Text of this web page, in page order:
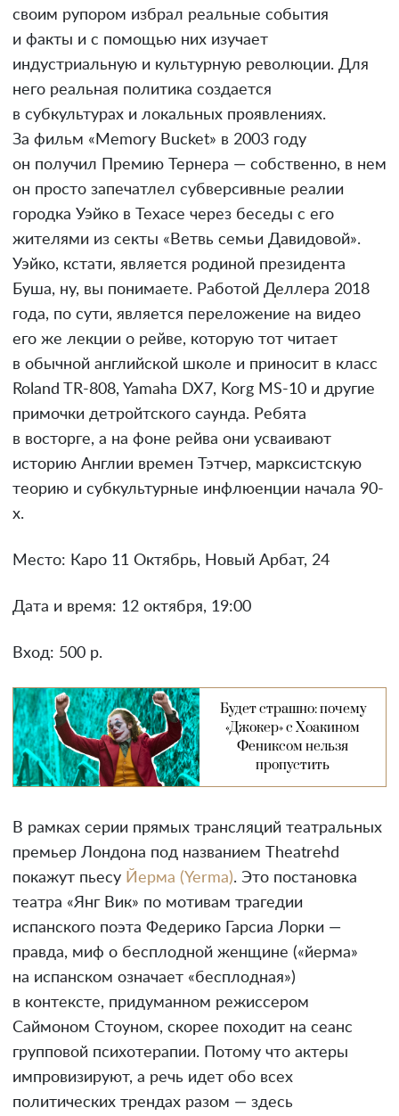
своим рупором избрал реальные события
и факты и с помощью них изучает
индустриальную и культурную революции. Для
него реальная политика создается
в субкультурах и локальных проявлениях.
За фильм «Memory Bucket» в 2003 году
он получил Премию Тернера — собственно, в нем
он просто запечатлел субверсивные реалии
городка Уэйко в Техасе через беседы с его
жителями из секты «Ветвь семьи Давидовой».
Уэйко, кстати, является родиной президента
Буша, ну, вы понимаете. Работой Деллера 2018
года, по сути, является переложение на видео
его же лекции о рейве, которую тот читает
в обычной английской школе и приносит в класс
Roland TR-808, Yamaha DX7, Korg MS-10 и другие
примочки детройтского саунда. Ребята
в восторге, а на фоне рейва они усваивают
историю Англии времен Тэтчер, марксистскую
теорию и субкультурные инфлюенции начала 90-
х.
Место: Каро 11 Октябрь, Новый Арбат, 24
Дата и время: 12 октября, 19:00
Вход: 500 р.
Будет страшно: почему
«Джокер» с Хоакином
Фениксом нельзя
пропустить
В рамках серии прямых трансляций театральных
премьер Лондона под названием Theatrehd
покажут пьесу Йерма (Yerma). Это постановка
театра «Янг Вик» по мотивам трагедии
испанского поэта Федерико Гарсиа Лорки —
правда, миф о бесплодной женщине («йерма»
на испанском означает «бесплодная»)
в контексте, придуманном режиссером
Саймоном Стоуном, скорее походит на сеанс
групповой психотерапии. Потому что актеры
импровизируют, а речь идет обо всех
политических трендах разом — здесь